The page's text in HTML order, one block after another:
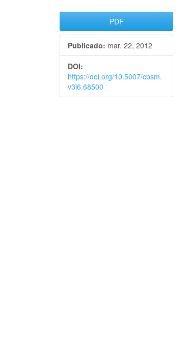
Barra
lateral
de
artigos
PDF
Publicado: mar. 22, 2012
DOI:
https://doi.org/10.5007/cbsm.
v3i6.68500